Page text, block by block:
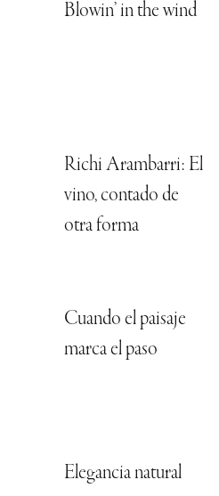
Blowin’ in the wind
Richi Arambarri: El
vino, contado de
otra forma
Cuando el paisaje
marca el paso
Elegancia natural